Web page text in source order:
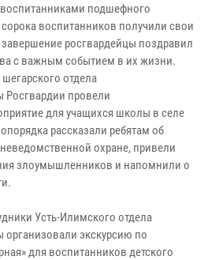
воспитанниками подшефного
сорока воспитанников получили свои
росгвардейцы поздравил
с важным событием в их жизни.
отдела
Росгвардии провели
для учащихся школы в селе
рассказали ребятам об
охране, привели
злоумышленников и напомнили о
Усть-Илимского отдела
экскурсию по
для воспитанников детского